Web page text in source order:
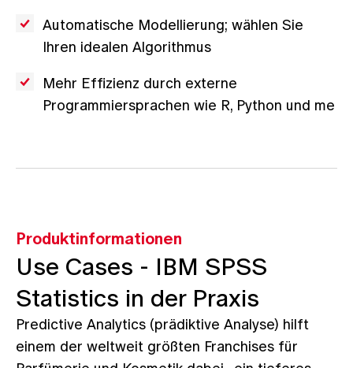
Automatische Modellierung; wählen Sie
Ihren idealen Algorithmus
Mehr Effizienz durch externe
Programmiersprachen wie R, Python und me
Produktinformationen
Use Cases - IBM SPSS
Statistics in der Praxis
Predictive Analytics (prädiktive Analyse) hilft
einem der weltweit größten Franchises für